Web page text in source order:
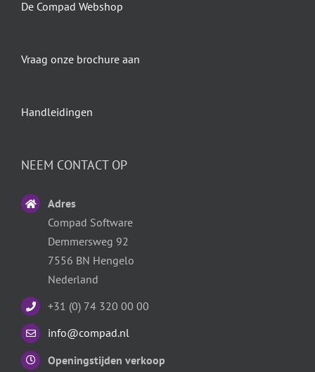
De Compad Webshop
Vraag onze brochure aan
Handleidingen
NEEM CONTACT OP
Adres
Compad Software
Demmersweg 92
7556 BN Hengelo
Nederland
+31 (0) 74 320 00 00
info@compad.nl
Openingstijden verkoop